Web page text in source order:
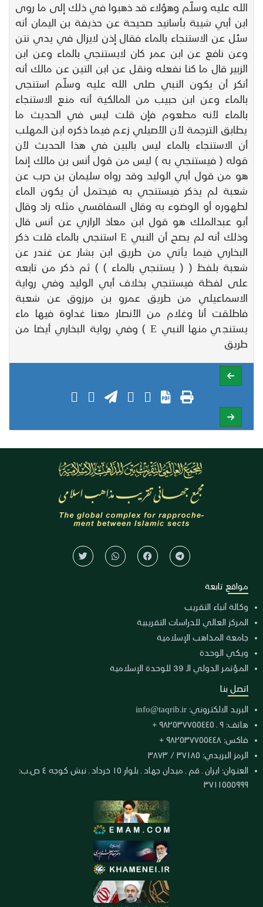
الله عليه وسلّم وهؤلاء قد ذهبوا في ذلك إلى ما روى
ابن أبي شيبة بأسانيد صحيحة عن حذيفة بن اليمان أنه
سئل عن الاستنجاء بالماء فقال إذن لايزال في يدي نتن
وعن نافع عن ابن عمر كان لايستنجي بالماء وعن ابن
الزبير قال ما كنا نفعله ونقل عن ابن التين عن مالك أنه
أنكر أن يكون النبي صلى الله عليه وسلّم استنجى
بالماء وعن ابن حبيب من المالكية أنه منع الاستنجاء
بالماء لأنه مطعوم فإن قلت ليس في الحديث ما
يطابق الترجمة لأن الأصيلي زعم فيما ذكره ابن المهلب
أن الاستنجاء بالماء ليس بالبين في هذا الحديث لأن
قوله ( فيستنجي به ) ليس من قول أنس بن مالك إنما
هو من قول أبي الوليد وقد رواه سليمان بن حرب عن
شعبة لم يذكر فيستنجي به فيحتمل أن يكون الماء
لطهوره أو الوضوء به وقال السفاقسي مثله زاد وقال
أبو عبدالملك هو قول ابن معاذ الرازي عن أنس قال
وذلك أنه لم يصح أن النبي E استنجى بالماء قلت ذكر
البخاري فيما يأتي من طريق ابن بشار عن غندر عن
شعبة بلفظ ( ( يستنجي بالماء ) ) ثم ذكر من تابعه
على لفظة فيستنجي بخلاف أبي الوليد وفي رواية
الاسماعيلي من طريق عمرو بن مرزوق عن شعبة
فاطلقت أنا وغلام من الأنصار معنا غداوة فيها ماء
يستنجي منها النبي E ) وفي رواية البخاري أيضا من
طريق
مواقع تابعة
وكالة أنباء التقريب
المركز العالي للدراسات التقريبية
جامعة المذاهب الإسلامية
ويكي الوحدة
المؤتمر الدولي الـ 39 للوحدة الإسلامية
اتصل بنا
البريد الالكتروني: info@taqrib.ir
هاتف: ٩ ـ ٩٨٢٥٣٧٧٥٥٤٤٥ +
فاكس: ٩٨٢٥٣٧٧٥٥٤٤٨ +
الرمز البريدي: ٣٧١٨٥ / ٣٨٧٣
العنوان: ايران ـ قم ـ ميدان جهاد ـ بلوار ١٥ خرداد ـ نبش كوجه ٤ ص.ب:
٣٧١١٥٥٥٩٩٩